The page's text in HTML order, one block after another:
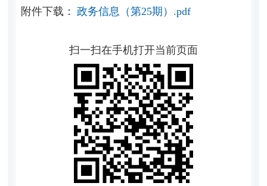
附件下载： 政务信息（第25期）.pdf
扫一扫在手机打开当前页面